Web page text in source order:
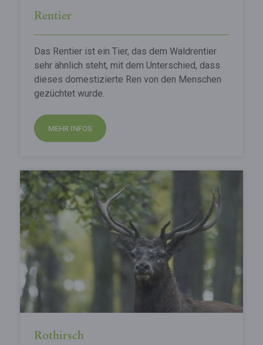
Rentier
Das Rentier ist ein Tier, das dem Waldrentier
sehr ähnlich steht, mit dem Unterschied, dass
dieses domestizierte Ren von den Menschen
gezüchtet wurde.
MEHR INFOS
Rothirsch